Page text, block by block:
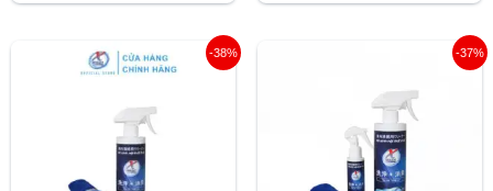
-38%
Giá
gốc
720.000 ₫.
hiện
-37%
970.000 ₫.
tại
là: